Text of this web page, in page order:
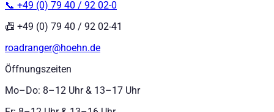
📞 +49 (0) 79 40 / 92 02-0
📠 +49 (0) 79 40 / 92 02-41
roadranger@hoehn.de
Öffnungszeiten
Mo–Do: 8–12 Uhr & 13–17 Uhr